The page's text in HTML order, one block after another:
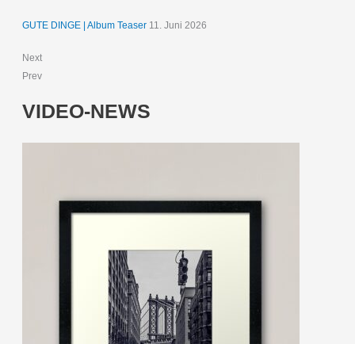
GUTE DINGE | Album Teaser 11. Juni 2026
Next
Prev
VIDEO-NEWS